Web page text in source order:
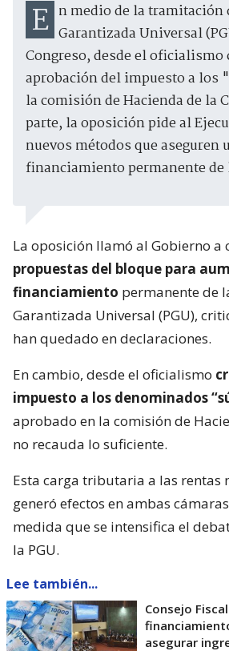
En medio de la tramitación de la Pensión Garantizada Universal
Congreso, desde el
aprobación del impuesto a los
la comisión de Hacienda de la
parte, la oposición pide al
nuevos métodos que aseguren
financiamiento permanente
La oposición llamó al Gobierno a
propuestas del bloque para
financiamiento permanente de
Garantizada Universal (PGU),
han quedado en declaraciones.
En cambio, desde el oficialismo
impuesto a los denominados
aprobado en la comisión de
no recauda lo suficiente.
Esta carga tributaria a las rentas
generó efectos en ambas
medida que se intensifica el
la PGU.
Lee también...
Consejo
asegurar